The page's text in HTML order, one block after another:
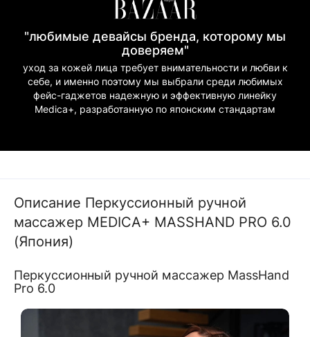
"любимые девайсы бренда, которому мы
доверяем"
уход за кожей лица требует внимательности и любви к
себе, и именно поэтому мы выбрали среди любимых
фейс-гаджетов надежную и эффективную линейку
Medica+, разработанную по японским стандартам
Описание Перкуссионный ручной
массажер MEDICA+ MASSHAND PRO 6.0
(Япония)
Перкуссионный ручной массажер MassHand
Pro 6.0